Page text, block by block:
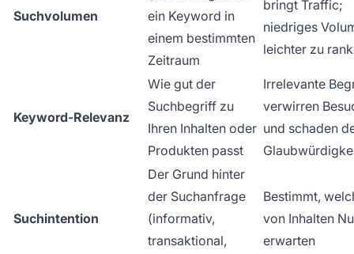
Suchvolumen
ein Keyword in
einem bestimmten
Zeitraum
bringt Traffic;
niedriges
leichter zu
Keyword-Relevanz
Wie gut der
Suchbegriff zu
Ihren Inhalten oder
Produkten passt
Irrelevante
verwirren
und schaden
Suchintention
Der Grund hinter
der Suchanfrage
(informativ,
transaktional,
Bestimmt,
von Inhalten
erwarten